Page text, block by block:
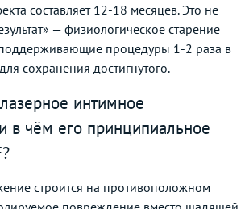
составляет 12-18 месяцев. Это не
— физиологическое старение
процедуры 1-2 раза в
сохранения достигнутого.
интимное
в чём его принципиальное
строится на противоположном